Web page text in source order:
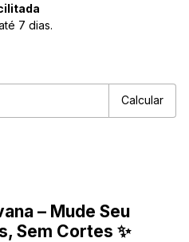
7 dias.
Calcular
– Mude Seu
Sem Cortes ✨